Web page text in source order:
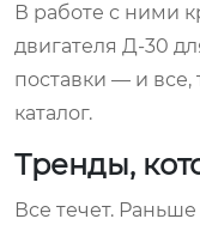
В работе с ними
двигателя Д-30
поставки — и
каталог.
Тренды,
Все течет.